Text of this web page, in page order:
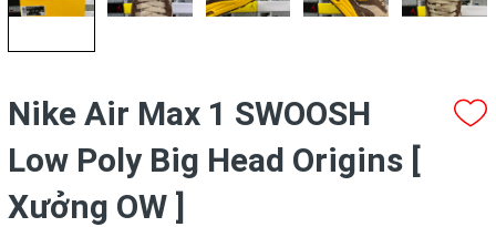
Nike Air Max 1 SWOOSH
Low Poly Big Head Origins [
Xưởng OW ]